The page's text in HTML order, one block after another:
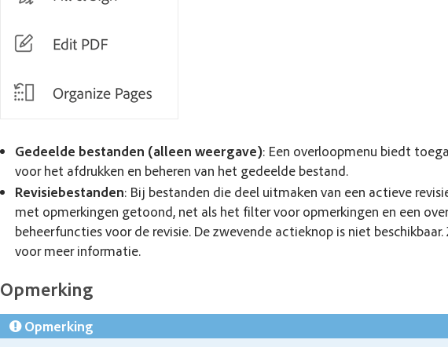
Gedeelde bestanden (alleen weergave): Een overloopmenu biedt
voor het afdrukken en beheren van het gedeelde bestand.
Revisiebestanden: Bij bestanden die deel uitmaken van een actieve
met opmerkingen getoond, net als het filter voor opmerkingen en een
beheerfuncties voor de revisie. De zwevende actieknop is niet beschikbaar.
voor meer informatie.
Opmerking
Opmerking